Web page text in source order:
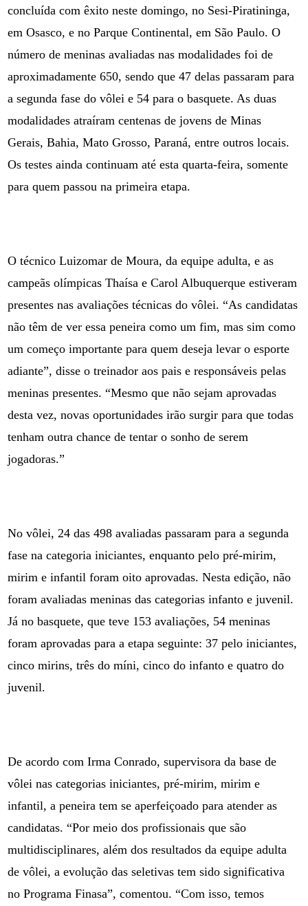
concluída com êxito neste domingo, no Sesi-Piratininga,
em Osasco, e no Parque Continental,em São Paulo. O
número de meninas avaliadas nas modalidades foi de
aproximadamente 650, sendo que 47 delas passaram para
a segunda fase do vôlei e 54 para o basquete. As duas
modalidades atraíram centenas de jovens de Minas
Gerais, Bahia, Mato Grosso, Paraná, entre outros locais.
Os testes ainda continuam até esta quarta-feira, somente
para quem passou na primeira etapa.
O técnico Luizomar de Moura, da equipe adulta, e as
campeãs olímpicas Thaísa e Carol Albuquerque estiveram
presentes nas avaliações técnicas do vôlei. “As candidatas
não têm de ver essa peneira como um fim, mas sim como
um começo importante para quem deseja levar o esporte
adiante”, disse o treinador aos pais e responsáveis pelas
meninas presentes. “Mesmo que não sejam aprovadas
desta vez, novas oportunidades irão surgir para que todas
tenham outra chance de tentar o sonho de serem
jogadoras.”
No vôlei, 24 das 498 avaliadas passaram para a segunda
fase na categoria iniciantes, enquanto pelo pré-mirim,
mirim e infantil foram oito aprovadas. Nesta edição, não
foram avaliadas meninas das categorias infanto e juvenil.
Já no basquete, que teve 153 avaliações, 54 meninas
foram aprovadas para a etapa seguinte: 37 pelo iniciantes,
cinco mirins, três do míni, cinco do infanto e quatro do
juvenil.
De acordo com Irma Conrado, supervisora da base de
vôlei nas categorias iniciantes, pré-mirim, mirim e
infantil, a peneira tem se aperfeiçoado para atender as
candidatas. “Por meio dos profissionais que são
multidisciplinares, além dos resultados da equipe adulta
de vôlei, a evolução das seletivas tem sido significativa
no Programa Finasa”, comentou. “Com isso, temos